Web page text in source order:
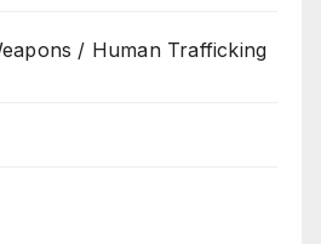
/ Human Trafficking